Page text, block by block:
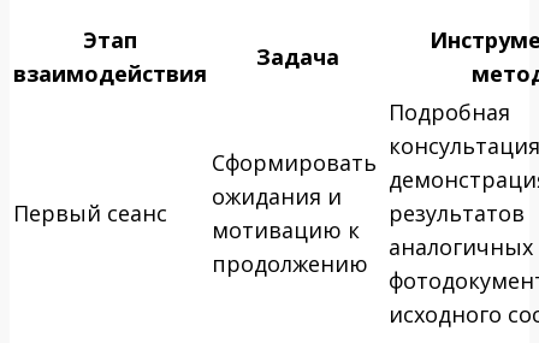
Этап
взаимодействия
Задача
Первый сеанс
Сформировать
ожидания и
мотивацию к
продолжению
Подробная
результатов
аналогичных
исходного